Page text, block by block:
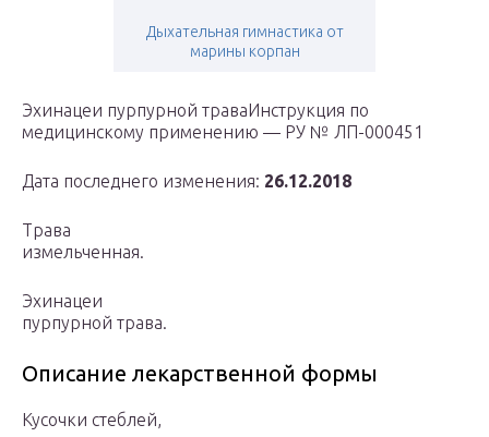
Дыхательная гимнастика от
марины корпан
Эхинацеи пурпурной траваИнструкция по
медицинскому применению — РУ № ЛП-000451
Дата последнего изменения: 26.12.2018
Трава
измельченная.
Эхинацеи
пурпурной трава.
Описание лекарственной формы
Кусочки стеблей,